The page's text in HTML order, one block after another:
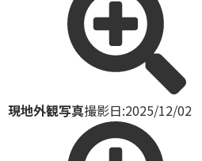
現地外観写真撮影日:2025/12/02